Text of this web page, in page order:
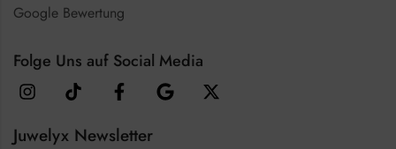
Google Bewertung
Folge Uns auf Social Media
Juwelyx Newsletter